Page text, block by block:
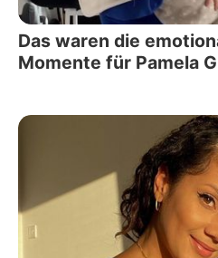
Das waren die
Momente für Pamela